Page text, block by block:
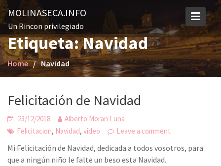
S
k
p
t
o
c
MOLINASECA.INFO
Un Rincon privilegiado
Etiqueta: Navidad
Home Navidad
Felicitación de Navidad
23/12/2018
Alberto Moran Luna
Felicitacion, Navidad,video Leave a comment
Mi Felicitación de Navidad, dedicada a todos vosotros, para
que a ningún niño le falte un beso esta Navidad.